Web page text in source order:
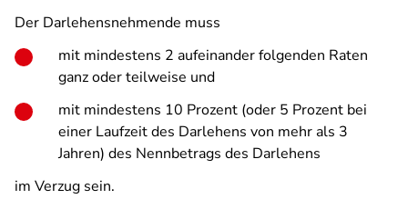
Der Darlehensnehmende muss
mit mindestens 2 aufeinander folgenden Raten
ganz oder teilweise und
mit mindestens 10 Prozent (oder 5 Prozent bei
einer Laufzeit des Darlehens von mehr als 3
Jahren) des Nennbetrags des Darlehens
im Verzug sein.